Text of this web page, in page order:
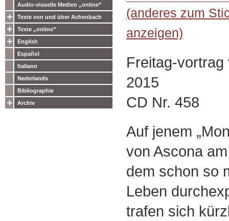
Audio-visuelle Medien „online”
Texte von und über Achenbach
Texte „online”
English
Español
Italiano
Nederlands
Bibliographie
Archiv
(anderes zum
anzeigen)
Freitag-vortrag
2015
CD Nr. 458
Auf jenem
von Ascona
dem schon so
Leben
trafen sich